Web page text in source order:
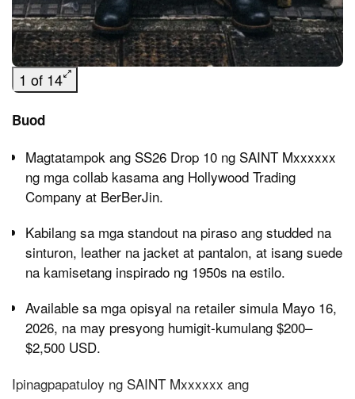
1 of 14
Buod
Magtatampok ang SS26 Drop 10 ng SAINT Mxxxxxx
ng mga collab kasama ang Hollywood Trading
Company at BerBerJin.
Kabilang sa mga standout na piraso ang studded na
sinturon, leather na jacket at pantalon, at isang suede
na kamisetang inspirado ng 1950s na estilo.
Available sa mga opisyal na retailer simula Mayo 16,
2026, na may presyong humigit‑kumulang $200–
$2,500 USD.
Ipinagpapatuloy ng SAINT Mxxxxxx ang